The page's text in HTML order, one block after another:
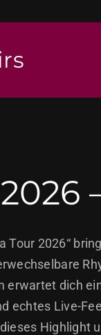
2026“
erwartet dich
Live-
Highlight